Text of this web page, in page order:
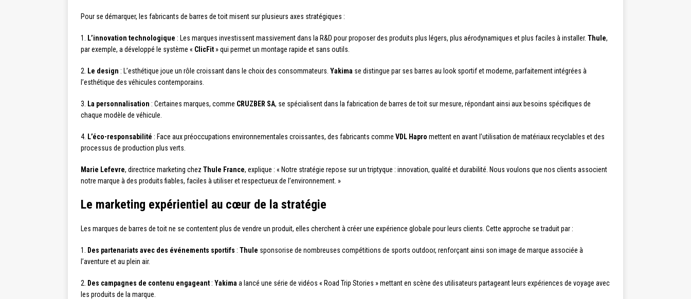
Pour se démarquer, les fabricants de barres de toit misent sur plusieurs axes stratégiques :
1. L’innovation technologique : Les marques investissent massivement dans la R&D pour proposer des produits plus légers, plus aérodynamiques et plus faciles à installer. Thule,
par exemple, a développé le système « ClicFit» qui permet un montage rapide et sans outils.
2. Le design : L’esthétique joue un rôle croissant dans le choix des consommateurs. Yakima se distingue par ses barres au look sportif et moderne, parfaitement intégrées à
l’esthétique des véhicules contemporains.
3. La personnalisation : Certaines marques, comme CRUZBER SA, se spécialisent dans la fabrication de barres de toit sur mesure, répondant ainsi aux besoins spécifiques de
chaque modèle de véhicule.
4. L’éco-responsabilité : Face aux préoccupations environnementales croissantes, des fabricants comme VDL Hapro mettent en avant l’utilisation de matériaux recyclables et des
processus de production plus verts.
Marie Lefevre, directrice marketing chez Thule France, explique : « Notre stratégie repose sur un triptyque : innovation, qualité et durabilité. Nous voulons que nos clients associent
notre marque à des produits fiables, faciles à utiliser et respectueux de l’environnement. »
Le marketing expérientiel au cœur de la stratégie
Les marques de barres de toit ne se contentent plus de vendre un produit, elles cherchent à créer une expérience globale pour leurs clients. Cette approche se traduit par :
1. Des partenariats avec des événements sportifs : Thule sponsorise de nombreuses compétitions de sports outdoor, renforçant ainsi son image de marque associée à
l’aventure et au plein air.
2. Des campagnes de contenu engageant : Yakima a lancé une série de vidéos « Road Trip Stories » mettant en scène des utilisateurs partageant leurs expériences de voyage avec
les produits de la marque.